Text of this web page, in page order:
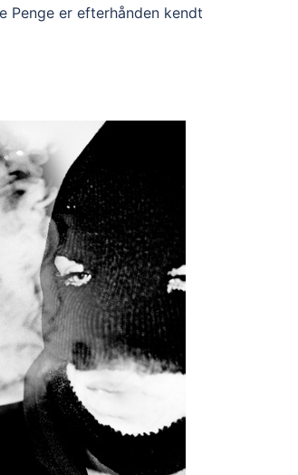
Penge er efterhånden kendt